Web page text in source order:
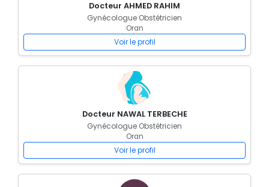
Docteur AHMED RAHIM
Gynécologue Obstétricien
Oran
Voir le profil
Docteur NAWAL TERBECHE
Gynécologue Obstétricien
Oran
Voir le profil